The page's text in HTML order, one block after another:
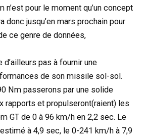
n’est pour le moment qu’un concept
donc jusqu’en mars prochain pour
ce genre de données,
d’ailleurs pas à fournir une
de son missile sol-sol.
Nm passerons par une solide
rapports et propulseront(raient) les
GT de 0 à 96 km/h en 2,2 sec. Le
à 4,9 sec, le 0-241 km/h à 7,9